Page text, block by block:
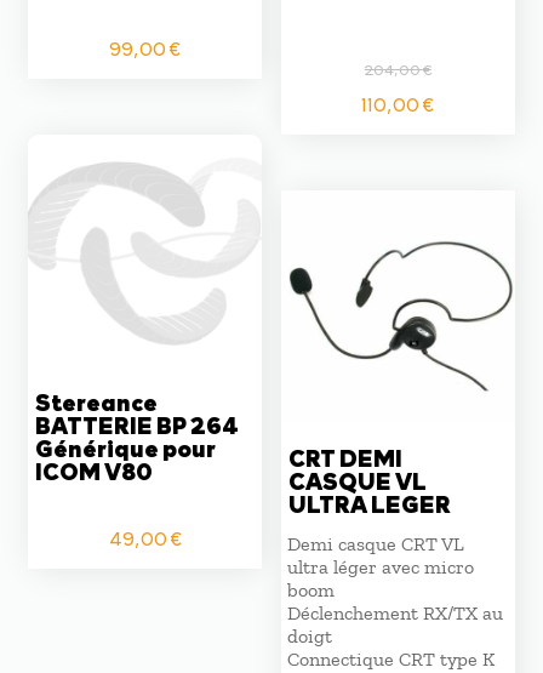
99,00€
204,00€
Le
prix
110,00€Le
Stereance
BATTERIE BP 264
Générique pour
ICOM V80
49,00€
CRT DEMI
CASQUE VL
ULTRA LEGER
Demi casque CRT VL
ultra léger avec micro
boom
Déclenchement RX/TX au
doigt
Connectique CRT type K